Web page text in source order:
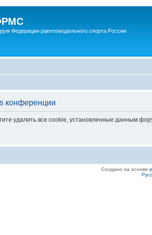
Федерации ракетомодельного спорта России
конференции
удалить все cookie, установленные данным
Создано на основе